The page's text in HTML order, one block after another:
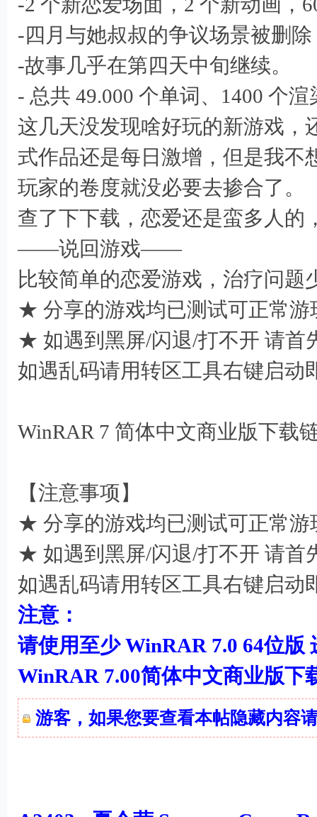
-四月与她叔叔的争议场景被删
-故事几乎在第四天中旬继续。
- 总共 49.000 个单词、1400 个
这几天没发现啥好玩的新游戏，
式作品还是每日激增，但是我不
玩家的卷度就没必要去掺合了。
查了下下载，恋爱还是蛮多人的
——说回游戏——
比较简单的恋爱游戏，治疗问题
★ 分享的游戏均已测试可正常游
★ 如遇到黑屏/闪退/打不开 请首
如遇乱码请用转区工具右键启动
WinRAR 7 简体中文商业版下载
【注意事项】
★ 分享的游戏均已测试可正常游
★ 如遇到黑屏/闪退/打不开 请首
如遇乱码请用转区工具右键启动
注意：
请使用至少 WinRAR 7.0 64位版
WinRAR 7.00简体中文商业版下
游客，如果您要查看本帖隐藏内容